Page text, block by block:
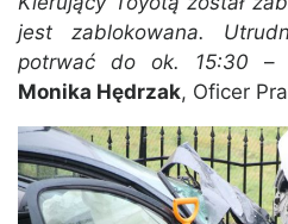
jest zablokowana.
potrwać do ok. 15:30 –
Monika Hędrzak, Oficer